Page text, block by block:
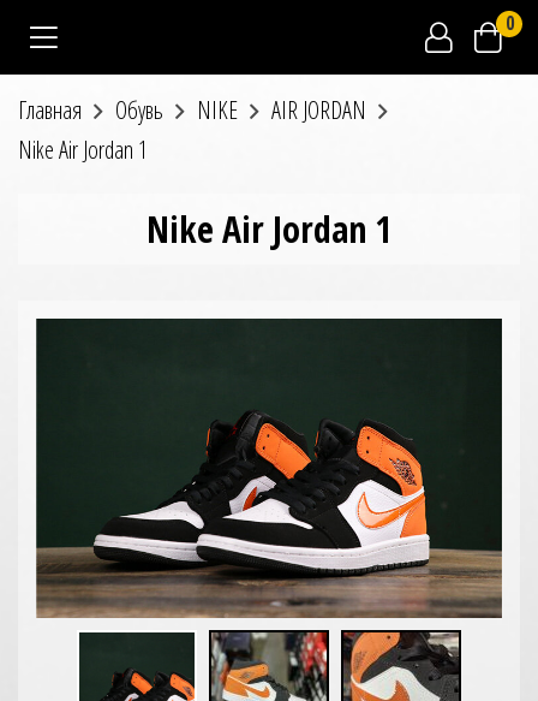
0
Главная Обувь NIKE
AIR JORDAN
Nike Air Jordan 1
Nike Air Jordan 1